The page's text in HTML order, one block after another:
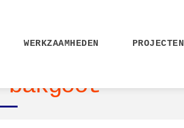
WERKZAAMHEDEN PROJECTEN
bakgoot